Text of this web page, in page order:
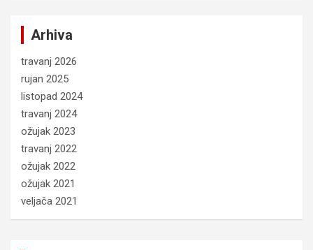
Arhiva
travanj 2026
rujan 2025
listopad 2024
travanj 2024
ožujak 2023
travanj 2022
ožujak 2022
ožujak 2021
veljača 2021